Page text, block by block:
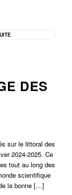
DES
sur le littoral des
2024-2025. Ce
tout au long des
scientifique
la bonne […]